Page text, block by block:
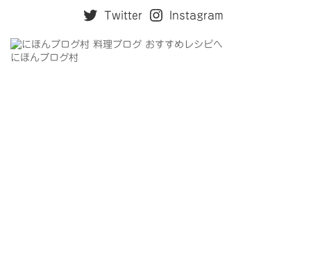
Twitter Instagram
にほんブログ村